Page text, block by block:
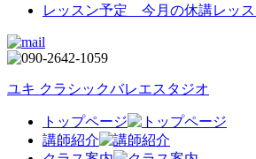
レッスン予定 今月の休講レッ
ユキ クラシックバレエスタジオ
トップページ
講師紹介